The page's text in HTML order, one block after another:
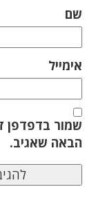
שם
אימייל
שמור בדפדפן
הבאה שאגיב.